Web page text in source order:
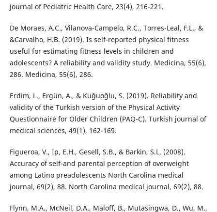
Journal of Pediatric Health Care, 23(4), 216-221.
De Moraes, A.C., Vilanova-Campelo, R.C., Torres-Leal, F.L., &
&Carvalho, H.B. (2019). Is self-reported physical fitness
useful for estimating fitness levels in children and
adolescents? A reliability and validity study. Medicina, 55(6),
286. Medicina, 55(6), 286.
Erdim, L., Ergün, A., & Kuğuoğlu, S. (2019). Reliability and
validity of the Turkish version of the Physical Activity
Questionnaire for Older Children (PAQ-C). Turkish journal of
medical sciences, 49(1), 162-169.
Figueroa, V., Ip, E.H., Gesell, S.B., & Barkin, S.L. (2008).
Accuracy of self-and parental perception of overweight
among Latino preadolescents North Carolina medical
journal, 69(2), 88. North Carolina medical journal, 69(2), 88.
Flynn, M.A., McNeil, D.A., Maloff, B., Mutasingwa, D., Wu, M.,